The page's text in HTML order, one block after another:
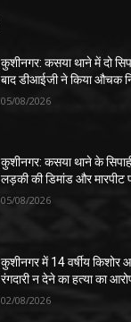
कुशीनगर: कसया थाने में दो
बाद डीआईजी ने किया औचक
05/08/2026
कुशीनगर: कसया थाने के
लड़की की डिमांड और मारपीट
05/08/2026
कुशीनगर में 14 वर्षीय किशोर
रंगदारी न देने का हत्या का
02/08/2026